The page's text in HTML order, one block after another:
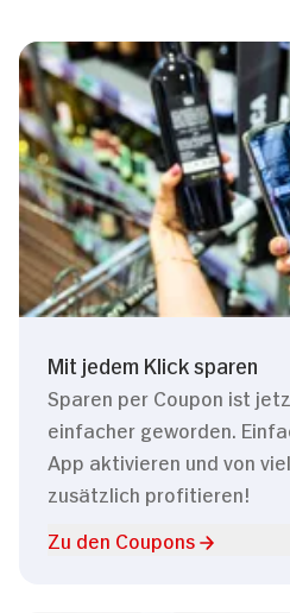
Mit jedem Klick sparen
Sparen per Coupon ist
einfacher geworden.
App aktivieren und von
zusätzlich profitieren!
Zu den Coupons